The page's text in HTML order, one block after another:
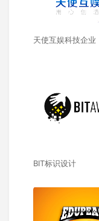
天使互娱科技企业
BIT标识设计